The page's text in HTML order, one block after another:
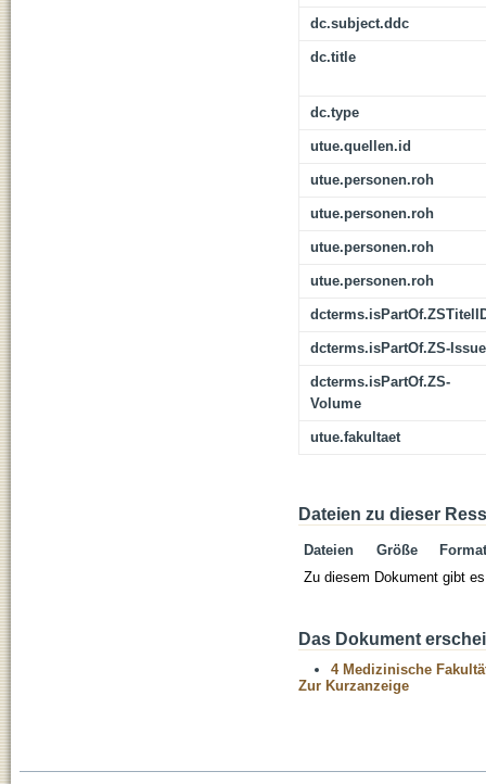
dc.subject.ddc
dc.title
dc.type
utue.quellen.id
utue.personen.roh
utue.personen.roh
utue.personen.roh
utue.personen.roh
dcterms.isPartOf.ZS-Issue
dcterms.isPartOf.ZS-
Volume
utue.fakultaet
Dateien zu dieser
Dateien Größe
Format
Zu diesem Dokument gibt
Das Dokument
4 Medizinische
Zur Kurzanzeige